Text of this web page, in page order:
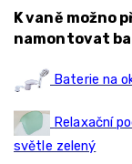
K vaně možno
namontovat
Baterie na
Relaxační
světle zelený